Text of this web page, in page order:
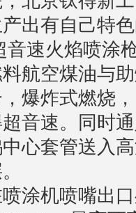
出有自己特
音速火焰喷涂
航空煤油与
爆炸式燃烧
音速。同时
心套管送入
涂机喷嘴出